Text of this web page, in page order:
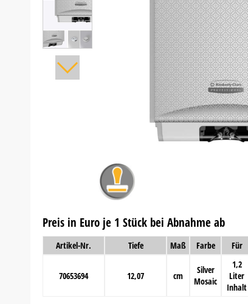
Preis in Euro je 1 Stück bei Abnahme ab
Artikel-Nr. Tiefe Maß Farbe Für
70653694 12,07 cm
Silver
Mosaic
1,2
Liter
Inhalt